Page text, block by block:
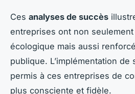
Ces analyses de succès
entreprises ont non
écologique mais aussi
publique. L’implémentation de
permis à ces entreprises de
plus consciente et fidèle.